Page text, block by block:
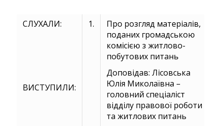
СЛУХАЛИ:
ВИСТУПИЛИ:
1.
Про розгляд матеріалів,
поданих громадською
комісією з житлово-
побутових питань
Доповідав: Лісовська
Юлія Миколаївна –
головний спеціаліст
відділу правової роботи
та житлових питань